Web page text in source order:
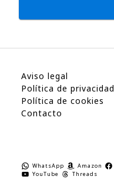
Aviso legal
Política de privacidad
Política de cookies
Contacto
WhatsApp Amazon
YouTube
Threads